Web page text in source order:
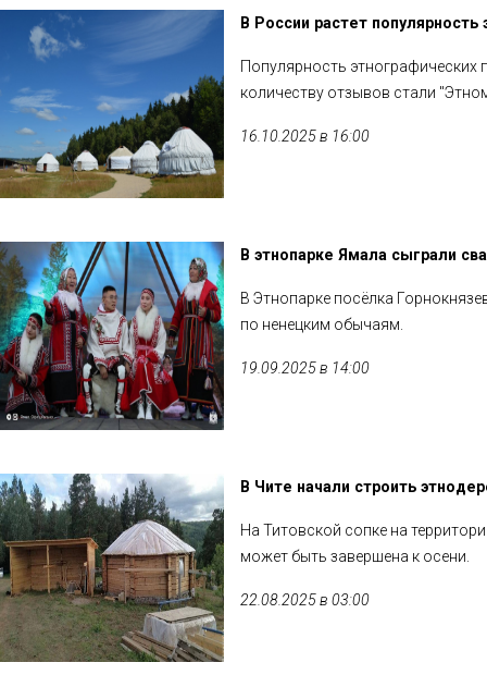
В России растет популярность
Популярность этнографических
количеству отзывов стали
16.10.2025 в 16:00
В этнопарке Ямала сыграли
В Этнопарке посёлка
по ненецким обычаям.
19.09.2025 в 14:00
В Чите начали строить
На Титовской сопке на
может быть завершена к осени.
22.08.2025 в 03:00